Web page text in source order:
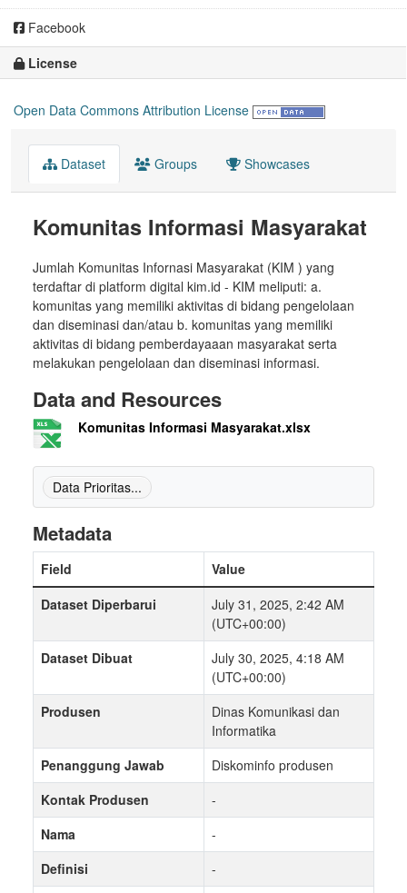
Facebook
License
Open Data Commons Attribution License
Dataset Groups Showcases
Komunitas Informasi Masyarakat
Jumlah Komunitas Infornasi Masyarakat (KIM ) yang
terdaftar di platform digital kim.id - KIM meliputi: a.
komunitas yang memiliki aktivitas di bidang pengelolaan
dan diseminasi dan/atau b. komunitas yang memiliki
aktivitas di bidang pemberdayaaan masyarakat serta
melakukan pengelolaan dan diseminasi informasi.
Data and Resources
Komunitas Informasi Masyarakat.xlsx
Data Prioritas...
Metadata
Field
Value
Dataset Diperbarui
July 31, 2025, 2:42 AM
(UTC+00:00)
Dataset Dibuat
July 30, 2025, 4:18 AM
(UTC+00:00)
Produsen
Dinas Komunikasi dan
Informatika
Penanggung Jawab
Diskominfo produsen
Kontak Produsen
-
Nama
-
Definisi
-